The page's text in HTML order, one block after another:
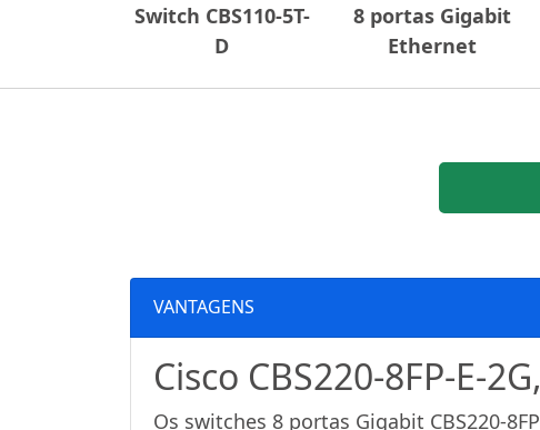
Switch CBS110-5T-
D
8 portas Gigabit
Ethernet
VANTAGENS
Cisco CBS220-8FP-E-
Os switches 8 portas Gigabit CBS220-